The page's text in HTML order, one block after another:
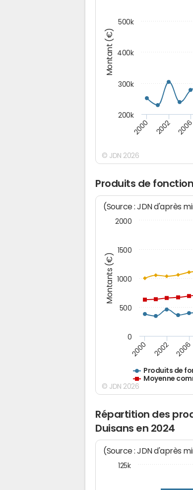
Montant (€)
2000 2002 2006
200k
300k
400k
500k
© JDN 2026
Produits de
Montants (€)
(Source : JDN d'après
Produits de
Moyenne
2000 2002 2006
500
1000
1500
0
2000
© JDN 2026
Répartition des
Duisans en 2024
(Source : JDN d'après
125k